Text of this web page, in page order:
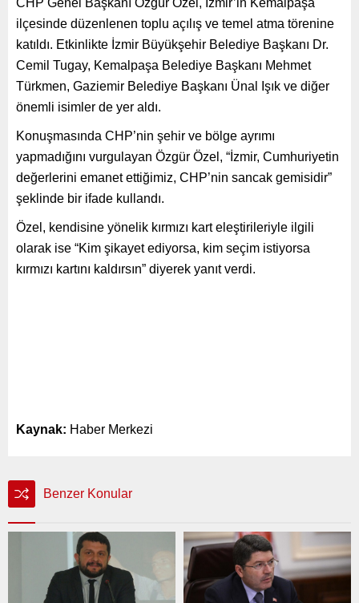
ilçesinde düzenlenen toplu açılış ve temel atma törenine
katıldı. Etkinlikte İzmir Büyükşehir Belediye Başkanı Dr.
Cemil Tugay, Kemalpaşa Belediye Başkanı Mehmet
Türkmen, Gaziemir Belediye Başkanı Ünal Işık ve diğer
önemli isimler de yer aldı.
Konuşmasında CHP’nin şehir ve bölge ayrımı
yapmadığını vurgulayan Özgür Özel, “İzmir, Cumhuriyetin
değerlerini emanet ettiğimiz, CHP’nin sancak gemisidir”
şeklinde bir ifade kullandı.
Özel, kendisine yönelik kırmızı kart eleştirileriyle ilgili
olarak ise “Kim şikayet ediyorsa, kim seçim istiyorsa
kırmızı kartını kaldırsın” diyerek yanıt verdi.
Kaynak: Haber Merkezi
Benzer Konular